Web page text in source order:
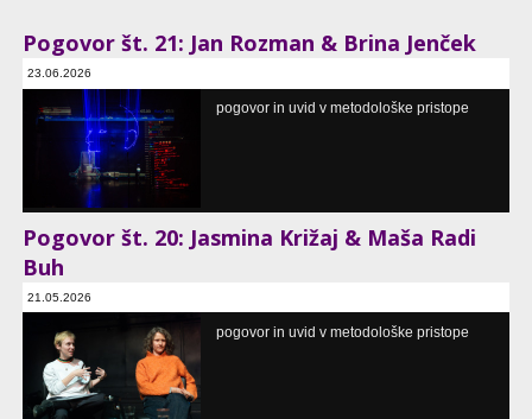
Pogovor št. 21: Jan Rozman & Brina Jenček
23.06.2026
pogovor o koreografskih praksah
Stara mestna elektrarna - Elektro Ljubljana, Ljubljana, SIpogovor in uvid v metodološke pristope
Pogovor št. 20: Jasmina Križaj & Maša Radi
Buh
21.05.2026
Stara mestna elektrarna - Elektro Ljubljana, Ljubljana, SIpogovor in uvid v metodološke pristope